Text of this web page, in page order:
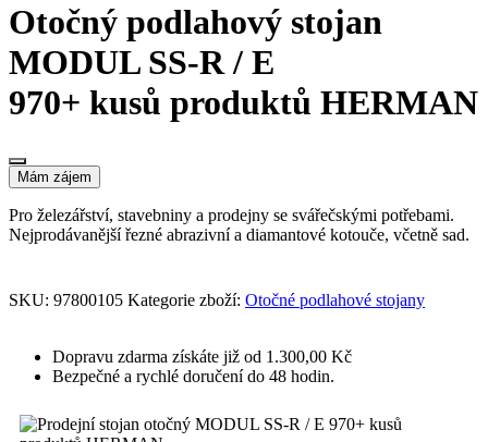
Otočný podlahový stojan
MODUL SS-R / E
970+ kusů produktů HERMAN
Mám zájem
Pro železářství, stavebniny a prodejny se svářečskými potřebami.
Nejprodávanější řezné abrazivní a diamantové kotouče, včetně sad.
SKU: 97800105 Kategorie zboží: Otočné podlahové stojany
Dopravu zdarma získáte již od 1.300,00 Kč
Bezpečné a rychlé doručení do 48 hodin.